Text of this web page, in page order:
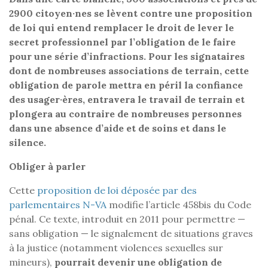
2900 citoyen·nes se lèvent contre une proposition
de loi qui entend remplacer le droit de lever le
secret professionnel par l’obligation de le faire
pour une série d’infractions. Pour les signataires
dont de nombreuses associations de terrain, cette
obligation de parole mettra en péril la confiance
des usager·ères, entravera le travail de terrain et
plongera au contraire de nombreuses personnes
dans une absence d’aide et de soins et dans le
silence.
Obliger à parler
Cette proposition de loi déposée par des
parlementaires N-VAmodifie l’article 458bis du Code
pénal. Ce texte, introduit en 2011 pour permettre —
sans obligation — le signalement de situations graves
à la justice (notamment violences sexuelles sur
mineurs), pourrait devenir une obligation de